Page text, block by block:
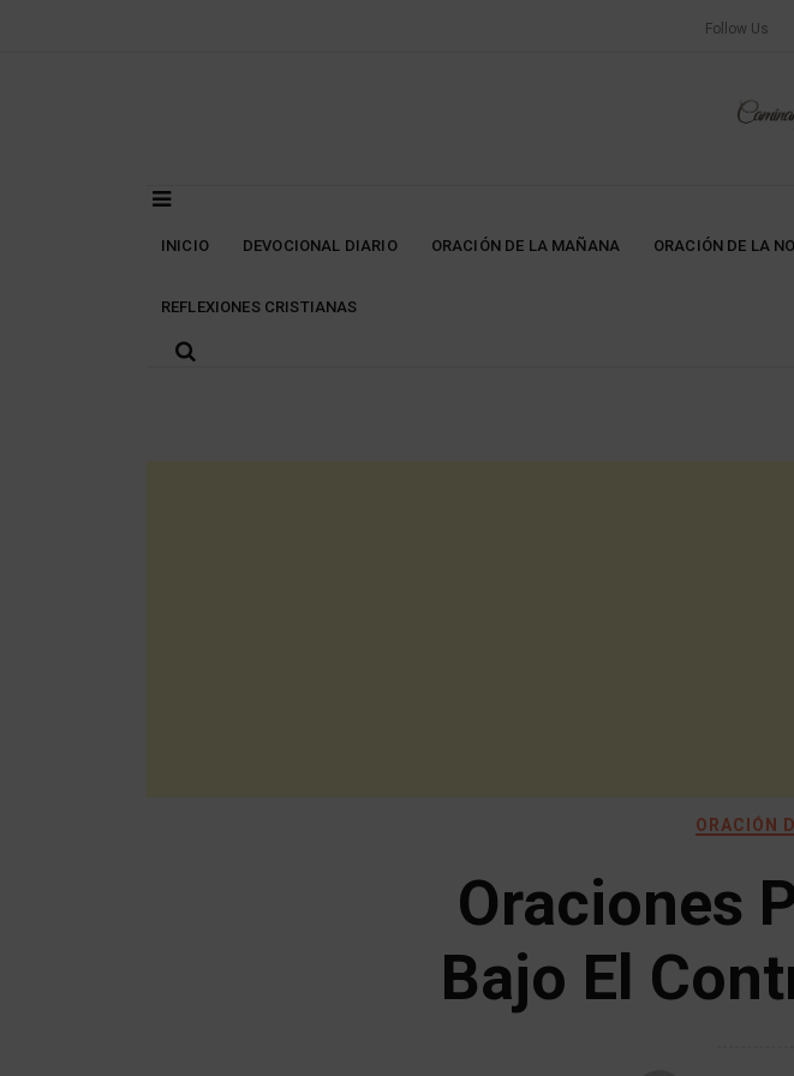
Follow Us
INICIO DEVOCIONAL DIARIO ORACIÓN DE LA MAÑANA ORACIÓN DE LA
REFLEXIONES CRISTIANAS
ORACIÓN
Oraciones
Bajo El